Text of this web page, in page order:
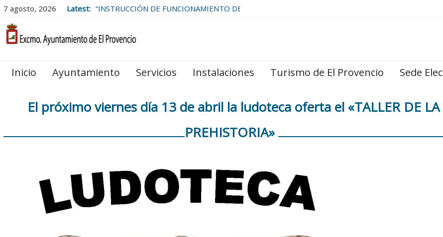
7 agosto, 2026 Latest: “INSTRUCCIÓN DE FUNCIONAMIENTO DE
Inicio Ayuntamiento Servicios Instalaciones Turismo de El Provencio Sede
El próximo viernes día 13 de abril la ludoteca oferta el «TALLER DE LA
PREHISTORIA»